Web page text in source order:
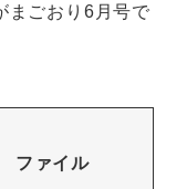
まごおり6月号で
ファイル